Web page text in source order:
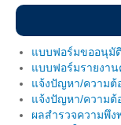
นักศึกษาวิชาทหาร
หน่วยบริการสนับสนุ
กิจการนักศึกษา
หอพักนักศึกษา
แบบฟอร์มขออนุมั
แบบฟอร์มรายงาน
แจ้งปัญหา/ความต้
แจ้งปัญหา/ความต้
ผลสำรวจความพึง